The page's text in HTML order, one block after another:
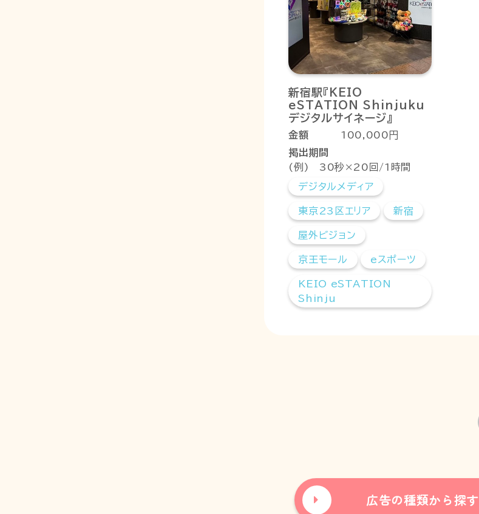
新宿駅『KEIO
eSTATION Shinjuku
デジタルサイネージ』
金額
100,000円
掲出期間
(例) 30秒×20回/1時間
デジタルメディア
東京23区エリア 新宿
屋外ビジョン
京王モール eスポーツ
KEIO eSTATION
Shinju
広告の種類から探す